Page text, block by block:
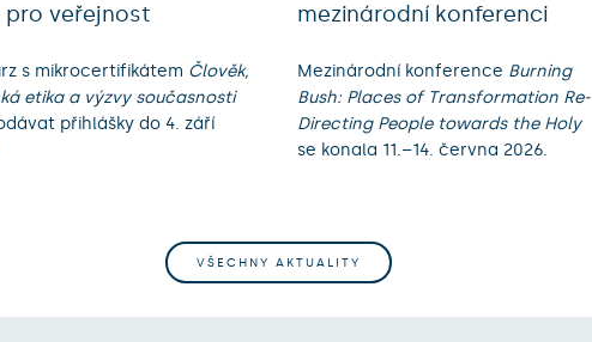
pro veřejnost
s mikrocertifikátem Člověk,
etika a výzvy současnosti
přihlášky do 4. září
mezinárodní konferenci
Mezinárodní konference Burning
Bush: Places of Transformation Re-
Directing People towards the Holy
se konala 11.–14. června 2026.
VŠECHNY AKTUALITY